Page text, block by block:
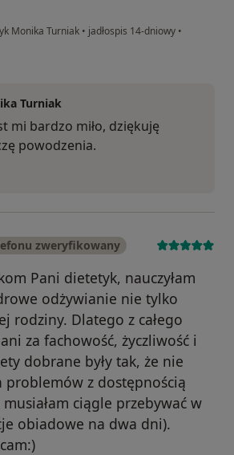
Monika Turniak • jadłospis 14-dniowy •
Turniak
mi bardzo miło, dziękuję
powodzenia.
zweryfikowany
Pani dietetyk, nauczyłam
odżywianie nie tylko
rodziny. Dlatego z całego
za fachowość, życzliwość i
dobrane były tak, że nie
problemów z dostępnością
ciągle przebywać w
obiadowe na dwa dni).